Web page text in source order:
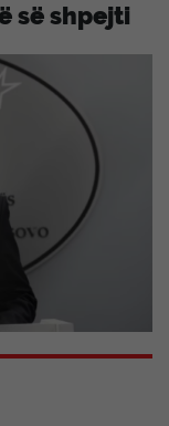
së shpejti